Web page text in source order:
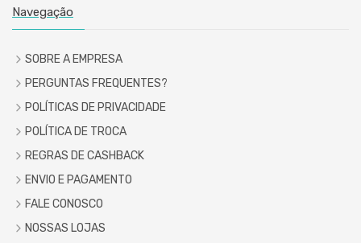
Navegação
SOBRE A EMPRESA
PERGUNTAS FREQUENTES?
POLÍTICAS DE PRIVACIDADE
POLÍTICA DE TROCA
REGRAS DE CASHBACK
ENVIO E PAGAMENTO
FALE CONOSCO
NOSSAS LOJAS